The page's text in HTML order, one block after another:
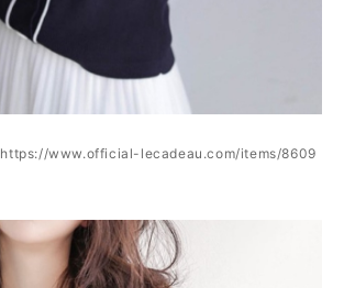
https://www.official-lecadeau.com/items/8609